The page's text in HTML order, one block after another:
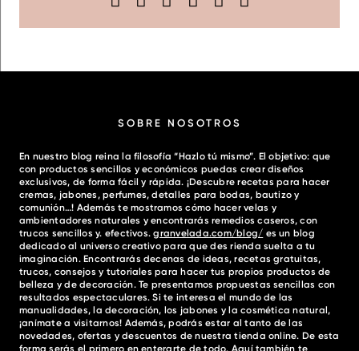
SOBRE NOSOTROS
En nuestro blog reina la filosofía “Hazlo tú mismo”. El objetivo: que
con productos sencillos y económicos puedas crear diseños
exclusivos, de forma fácil y rápida. ¡Descubre recetas para hacer
cremas, jabones, perfumes, detalles para bodas, bautizo y
comunión…! Además te mostramos cómo hacer velas y
ambientadores naturales y encontrarás remedios caseros, con
trucos sencillos y. efectivos. granvelada.com/blog/ es un blog
dedicado al universo creativo para que des rienda suelta a tu
imaginación. Encontrarás decenas de ideas, recetas gratuitas,
trucos, consejos y tutoriales para hacer tus propios productos de
belleza y de decoración. Te presentamos propuestas sencillas con
resultados espectaculares. Si te interesa el mundo de las
manualidades, la decoración, los jabones y la cosmética natural,
¡anímate a visitarnos! Además, podrás estar al tanto de las
novedades, ofertas y descuentos de nuestra tienda online. De esta
forma serás el primero en enterarte de todo. Aquí también te